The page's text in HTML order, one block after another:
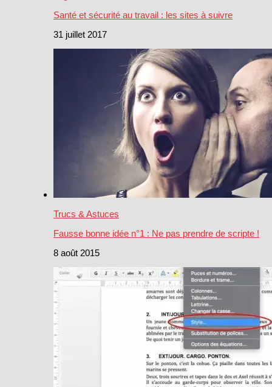
Santé et sécurité au travail : les sites à suivre
31 juillet 2017
Trucs & Astuces
Fausse bonne idée n°1 : Ne pas prendre de scripte !
8 août 2015